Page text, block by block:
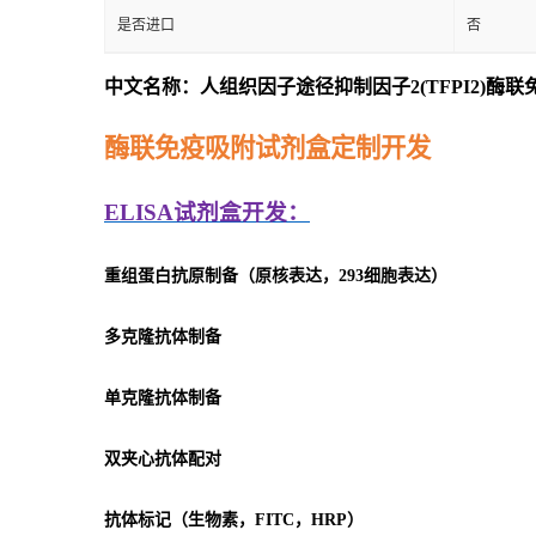
是否进口 否
中文名称：人组织因子途径抑制因子2(TFPI2)酶联
酶联免疫吸附试剂盒定制开发
ELISA试剂盒开发：
重组蛋白抗原制备（原核表达，293细胞表达）
多克隆抗体制备
单克隆抗体制备
双夹心抗体配对
抗体标记（生物素，FITC，HRP）